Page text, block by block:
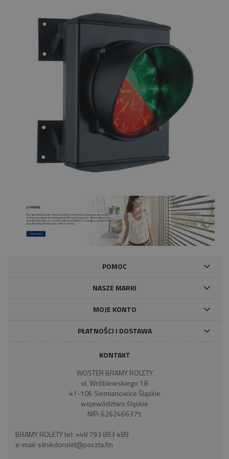
POMOC
NASZE MARKI
MOJE KONTO
PŁATNOŚCI I DOSTAWA
KONTAKT
WOSTER BRAMY ROLETY
ul. Wróblewskiego 18
41-106 Siemianowice Śląskie
województwo śląskie
NIP: 6262466375
BRAMY ROLETY tel: +48 793 893 489
e-mail: silnikdorolet@poczta.fm